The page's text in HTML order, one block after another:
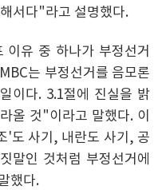
서다"라고 설명했다.
유 중 하나가 부정선거
는 부정선거를 음모론
이다. 3.1절에 진실을 밝
올 것"이라고 말했다. 이
'도 사기, 내란도 사기, 공
말인 것처럼 부정선거에
했다.